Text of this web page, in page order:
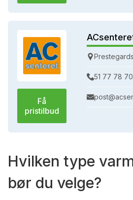
Få
pristilbud
51 77 78 70
Hvilken type
bør du velge?